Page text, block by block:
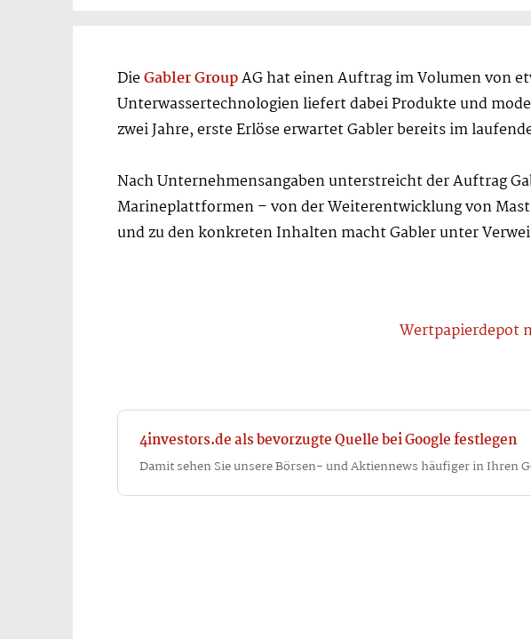
DieGabler GroupAG hat einen Auftrag im Volumen von
Unterwassertechnologien liefert dabei Produkte und
zwei Jahre, erste Erlöse erwartet Gabler bereits im
Nach Unternehmensangaben unterstreicht der Auftrag
Marineplattformen – von der Weiterentwicklung von
und zu den konkreten Inhalten macht Gabler unter
Wertpapierdepot
4investors.de als bevorzugte Quelle bei Google festlegen
Damit sehen Sie unsere Börsen- und Aktiennews häufiger in Ihren